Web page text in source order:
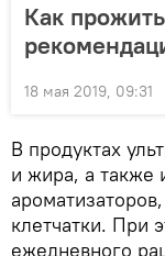
Как
18 мая 2019, 09:31
В продуктах
и жира, а также
клетчатки. При
ежедневного